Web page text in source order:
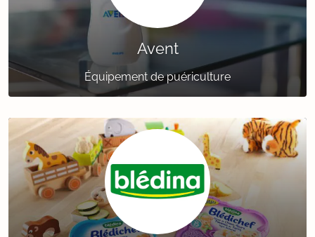
Avent
Équipement de puériculture